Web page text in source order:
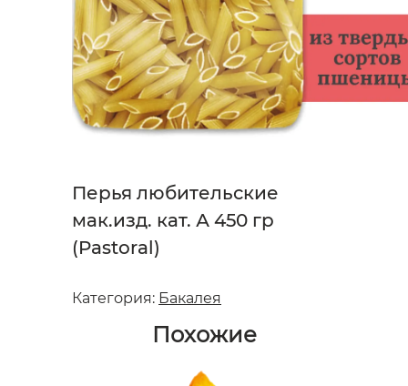
Перья любительские
мак.изд. кат. А 450 гр
(Pastoral)
Категория: Бакалея
Похожие